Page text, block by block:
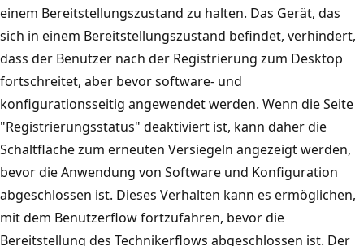
einem Bereitstellungszustand zu halten. Das Gerät, das
sich in einem Bereitstellungszustand befindet, verhindert,
dass der Benutzer nach der Registrierung zum Desktop
fortschreitet, aber bevor software- und
konfigurationsseitig angewendet werden. Wenn die Seite
"Registrierungsstatus" deaktiviert ist, kann daher die
Schaltfläche zum erneuten Versiegeln angezeigt werden,
bevor die Anwendung von Software und Konfiguration
abgeschlossen ist. Dieses Verhalten kann es ermöglichen,
mit dem Benutzerflow fortzufahren, bevor die
Bereitstellung des Technikerflows abgeschlossen ist. Der